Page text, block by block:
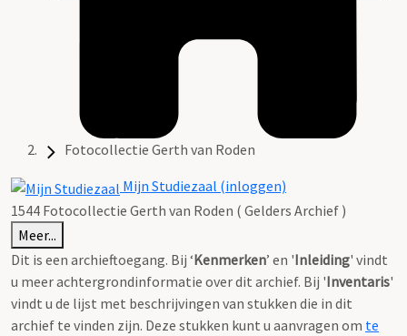
Fotocollectie Gerth van Roden
Mijn Studiezaal (inloggen)
1544 Fotocollectie Gerth van Roden ( Gelders Archief )
Meer...
Dit is een archieftoegang. Bij ‘Kenmerken’ en 'Inleiding' vindt
u meer achtergrondinformatie over dit archief. Bij 'Inventaris'
vindt u de lijst met beschrijvingen van stukken die in dit
archief te vinden zijn. Deze stukken kunt u aanvragen om te